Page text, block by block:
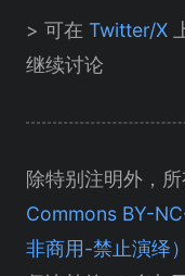
> 可在 Twitter/X
继续讨论
除特别注明外，
Commons BY-
非商用-禁止演绎